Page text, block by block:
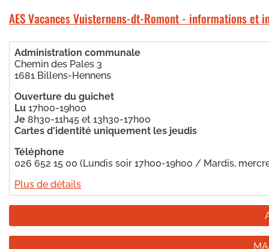
AES Vacances Vuisternens-dt-Romont - informations et
Administration communale
Chemin des Pales 3
1681 Billens-Hennens
Ouverture du guichet
Lu 17h00-19h00
Je 8h30-11h45 et 13h30-17h00
Cartes d'identité uniquement les jeudis
Téléphone
026 652 15 00 (Lundis soir 17h00-19h00 / Mardis,
Plus de détails